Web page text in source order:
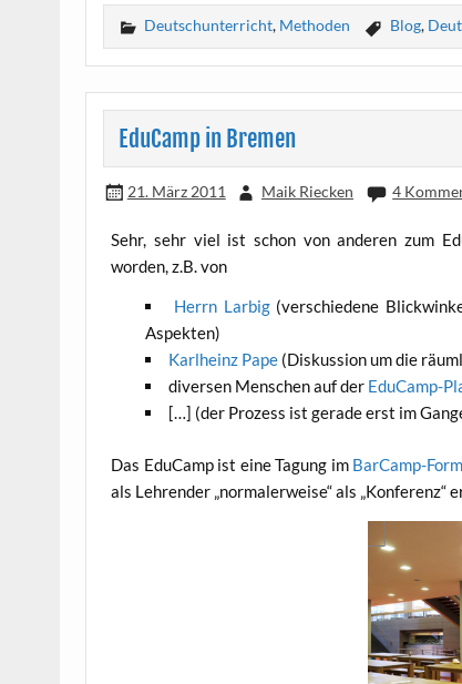
Deutschunterricht, Methoden Blog,
EduCamp in Bremen
21. März 2011 Maik Riecken 4
Sehr, sehr viel ist schon von ande­ren zum
wor­den, z.B. von
Herrn Lar­big(ver­schie­de­ne
Aspekten)
Karl­heinz Pape(Dis­kus­si­on um die
diver­sen Men­schen auf der Edu­Camp-
[…] (der Pro­zess ist gera­de erst im
Das Edu­Camp ist eine Tagung im Bar­Camp-
als Leh­ren­der „nor­ma­ler­wei­se“ als „Kon­fe­renz“